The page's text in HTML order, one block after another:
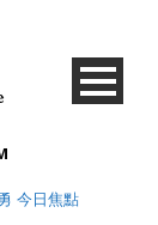
今日焦點